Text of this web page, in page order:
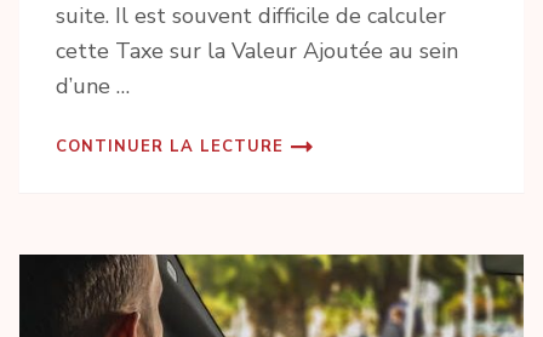
suite. Il est souvent difficile de calculer
cette Taxe sur la Valeur Ajoutée au sein
d’une …
CONTINUER LA LECTURE